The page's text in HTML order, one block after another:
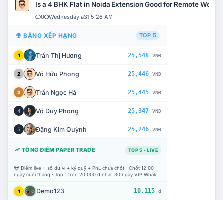
Is a 4 BHK Flat in Noida Extension Good for Remote Work?
0 Wednesday a31 5:26 AM
BẢNG XẾP HẠNG TOP 5
1 Trần Thị Hương 25,548 VNĐ
2 Võ Hữu Phong 25,446 VNĐ
3 Trần Ngọc Hà 25,445 VNĐ
4 Võ Duy Phong 25,347 VNĐ
5 Đặng Kim Quỳnh 25,246 VNĐ
TỔNG ĐIỂM PAPER TRADE TOP 5 · LIVE
Điểm live = số dư ví + ký quỹ + PnL chưa chốt · Chốt 12:00
ngày cuối tháng · Top 1 trên 20.000 đ nhận 30 ngày VIP Whale.
1 Demo123 10.115 đ